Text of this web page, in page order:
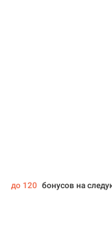
до 120 бонусов на